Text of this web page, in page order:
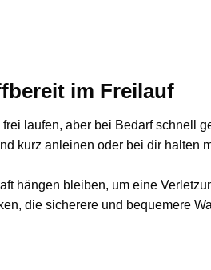
im Freilauf
laufen, aber bei Bedarf schnell
kurz anleinen oder bei dir halten
hängen bleiben, um eine
die sicherere und bequemere